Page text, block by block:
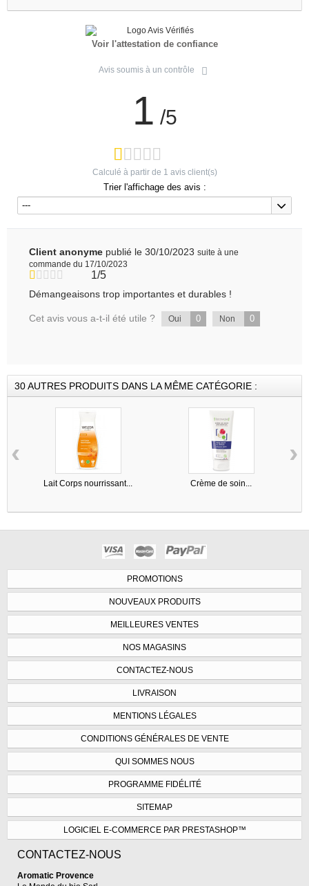
Voir l'attestation de confiance
Avis soumis à un contrôle
1 /5
Calculé à partir de 1 avis client(s)
Trier l'affichage des avis :
---
Client anonyme publié le 30/10/2023 suite à une
commande du 17/10/2023
1/5
Démangeaisons trop importantes et durables !
Cet avis vous a-t-il été utile ? Oui 0 Non 0
30 AUTRES PRODUITS DANS LA MÊME CATÉGORIE :
Lait Corps nourrissant... Crème de soin...
‹ ›
PROMOTIONS
NOUVEAUX PRODUITS
MEILLEURES VENTES
NOS MAGASINS
CONTACTEZ-NOUS
LIVRAISON
MENTIONS LÉGALES
CONDITIONS GÉNÉRALES DE VENTE
QUI SOMMES NOUS
PROGRAMME FIDÉLITÉ
SITEMAP
LOGICIEL E-COMMERCE PAR PRESTASHOP™
CONTACTEZ-NOUS
Aromatic Provence